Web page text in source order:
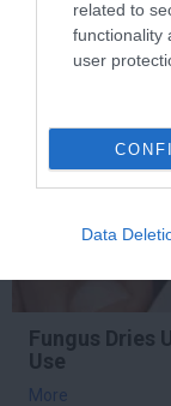
related to
functionality
user
Data
11 h 37 min
Fungus Dries
Use
More